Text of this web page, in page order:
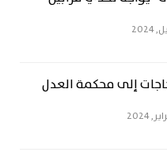
إلى محكمة العدل